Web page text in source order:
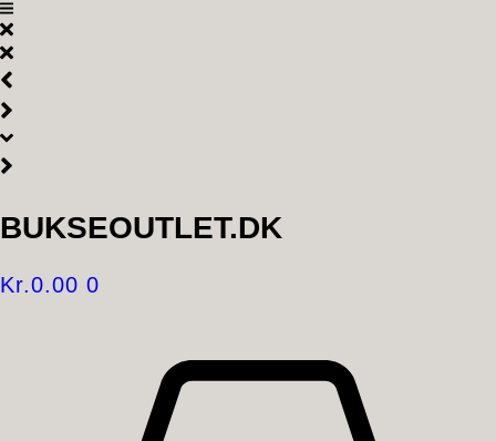
Videre
til
indhold
BUKSEOUTLET.DK
Kr.0.00 0